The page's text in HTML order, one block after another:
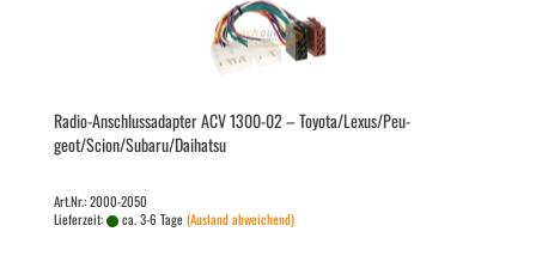
Radio-​​An­schluss­ad­ap­ter ACV 1300-​02 – To­yo­ta/Lexus/Peu­
geot/Scion/Sub­a­ru/Daihatsu
Art.Nr.: 2000-2050
Lieferzeit:
ca. 3-6 Tage(Ausland abweichend)